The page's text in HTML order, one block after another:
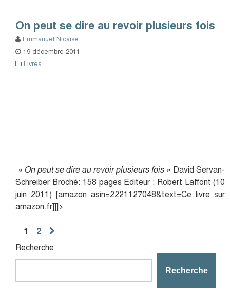
On peut se dire au revoir plusieurs fois
Emmanuel Nicaise
19 décembre 2011
Livres
« On peut se dire au revoir plusieurs fois » David Servan-
Schreiber Broché: 158 pages Editeur : Robert Laffont (10
juin 2011) [amazon asin=2221127048&text=Ce livre sur
amazon.fr]]]>
Posts
pagination
1
2
Recherche
Recherche